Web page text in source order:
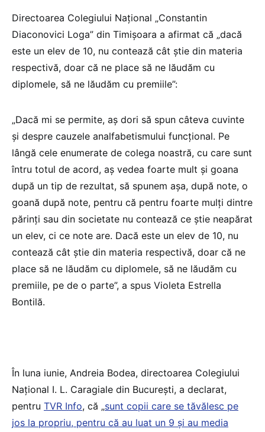
Directoarea Colegiului Național „Constantin
Diaconovici Loga” din Timișoara a afirmat că „dacă
este un elev de 10, nu contează cât știe din materia
respectivă, doar că ne place să ne lăudăm cu
diplomele, să ne lăudăm cu premiile”:
„Dacă mi se permite, aș dori să spun câteva cuvinte
și despre cauzele analfabetismului funcțional. Pe
lângă cele enumerate de colega noastră, cu care sunt
întru totul de acord, aș vedea foarte mult și goana
după un tip de rezultat, să spunem așa, după note, o
goană după note, pentru că pentru foarte mulți dintre
părinți sau din societate nu contează ce știe neapărat
un elev, ci ce note are. Dacă este un elev de 10, nu
contează cât știe din materia respectivă, doar că ne
place să ne lăudăm cu diplomele, să ne lăudăm cu
premiile, pe de o parte”, a spus Violeta Estrella
Bontilă.
În luna iunie, Andreia Bodea, directoarea Colegiului
Național I. L. Caragiale din București, a declarat,
pentru TVR Info, că „sunt copii care se tăvălesc pe
jos la propriu, pentru că au luat un 9 și au media